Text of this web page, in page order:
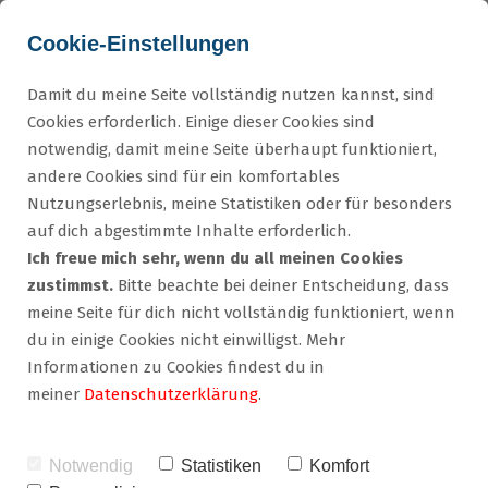
Ich freue mich auf Sie.
Cookie-Einstellungen
Damit du meine Seite vollständig nutzen kannst, sind
Cookies erforderlich. Einige dieser Cookies sind
notwendig, damit meine Seite überhaupt funktioniert,
andere Cookies sind für ein komfortables
Nutzungserlebnis, meine Statistiken oder für besonders
auf dich abgestimmte Inhalte erforderlich.
Ich freue mich sehr, wenn du all meinen Cookies
zustimmst. Bitte beachte bei deiner Entscheidung, dass
meine Seite für dich nicht vollständig funktioniert, wenn
du in einige Cookies nicht einwilligst. Mehr
Informationen zu Cookies findest du in
meiner Datenschutzerklärung.
Notwendig Statistiken
Komfort